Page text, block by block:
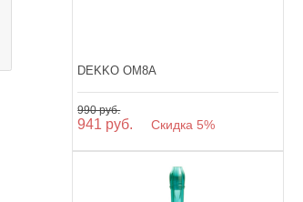
DEKKO OM8A
990 руб.
941 руб. Скидка 5%